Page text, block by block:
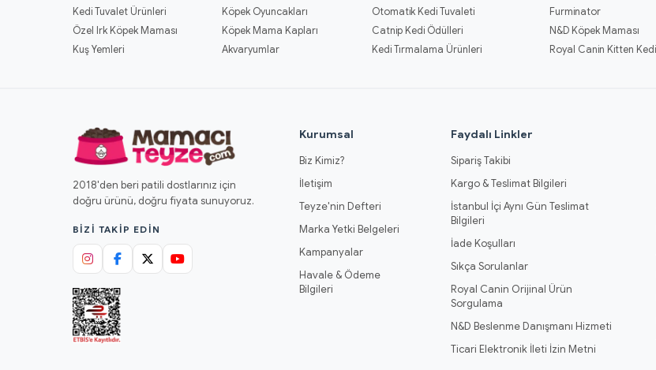
Kedi Tuvalet Ürünleri
Köpek Oyuncakları
Otomatik Kedi Tuvaleti
Özel Irk Köpek Maması
Köpek Mama Kapları
Catnip Kedi Ödülleri
Kuş Yemleri
Akvaryumlar Kedi Tırmalama Ürünleri
Furminator
N&D Köpek Maması
2018'den beri patili dostlarınız için
doğru ürünü, doğru fiyata sunuyoruz.
BIZI TAKIP EDIN
Kurumsal
Biz Kimiz?
İletişim
Teyze'nin Defteri
Marka Yetki Belgeleri
Kampanyalar
Havale & Ödeme
Bilgileri
Faydalı Linkler
Sipariş Takibi
Kargo & Teslimat Bilgileri
İstanbul İçi Aynı Gün Teslimat
Bilgileri
İade Koşulları
Sıkça Sorulanlar
Royal Canin Orijinal Ürün
Sorgulama
N&D Beslenme Danışmanı Hizmeti
Ticari Elektronik İleti İzin Metni